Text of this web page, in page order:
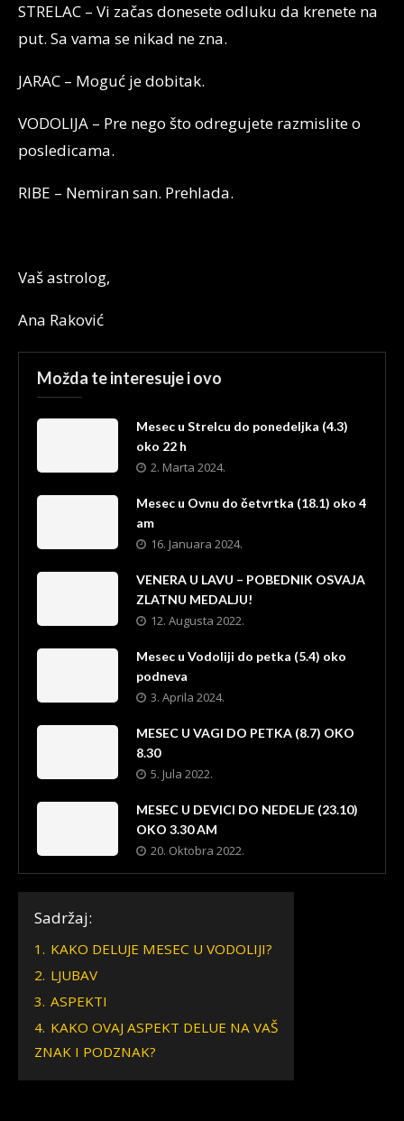
STRELAC – Vi začas donesete odluku da krenete na
put. Sa vama se nikad ne zna.
JARAC – Moguć je dobitak.
VODOLIJA – Pre nego što odregujete razmislite o
posledicama.
RIBE – Nemiran san. Prehlada.
Vaš astrolog,
Ana Raković
Možda te interesuje i ovo
Mesec u Strelcu do ponedeljka (4.3)
oko 22 h
2. Marta 2024.
Mesec u Ovnu do četvrtka (18.1) oko 4
am
16. Januara 2024.
VENERA U LAVU – POBEDNIK OSVAJA
ZLATNU MEDALJU!
12. Augusta 2022.
Mesec u Vodoliji do petka (5.4) oko
podneva
3. Aprila 2024.
MESEC U VAGI DO PETKA (8.7) OKO
8.30
5. Jula 2022.
MESEC U DEVICI DO NEDELJE (23.10)
OKO 3.30 AM
20. Oktobra 2022.
Sadržaj:
1. KAKO DELUJE MESEC U VODOLIJI?
2. LJUBAV
3. ASPEKTI
4. KAKO OVAJ ASPEKT DELUE NA VAŠ
ZNAK I PODZNAK?